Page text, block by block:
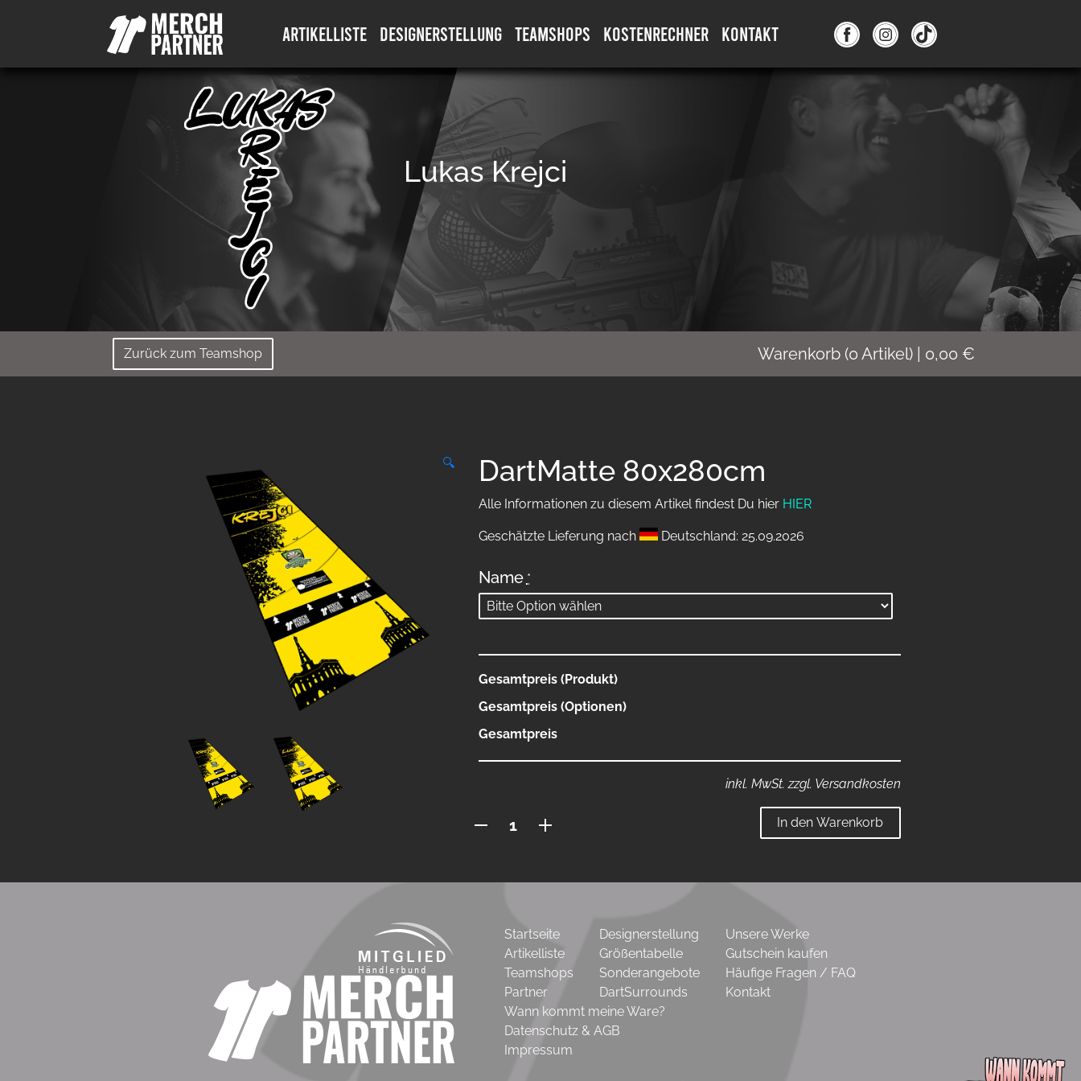
ARTIKELLISTE DESIGNERSTELLUNG TEAMSHOPS KOSTENRECHNER KONTAKT
Lukas Krejci
Zurück zum Teamshop Warenkorb (0 Artikel) 0,00 €
🔍 DartMatte 80x280cm
Alle Informationen zu diesem Artikel findest Du hier HIER
Geschätzte Lieferung nach Deutschland: 25.09.2026
Name *
Gesamtpreis (Produkt)
Gesamtpreis (Optionen)
Gesamtpreis
inkl. MwSt. zzgl. Versandkosten
80x280cm
In den Warenkorb
Startseite
Artikelliste
Teamshops
Partner
Designerstellung
Größentabelle
Sonderangebote
DartSurrounds
Unsere Werke
Gutschein kaufen
Häufige Fragen / FAQ
Kontakt
Wann kommt meine Ware?
Datenschutz & AGB
Impressum